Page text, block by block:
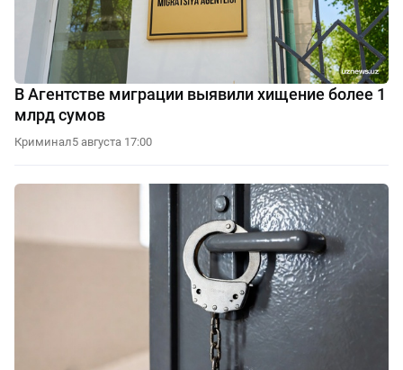
В Агентстве миграции выявили хищение более 1
млрд сумов
Криминал5 августа 17:00